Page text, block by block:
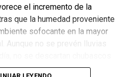
el incremento de la
que la humedad proveniente
sofocante en la mayor
Aunque no se prevén lluvias
del centro y sur.